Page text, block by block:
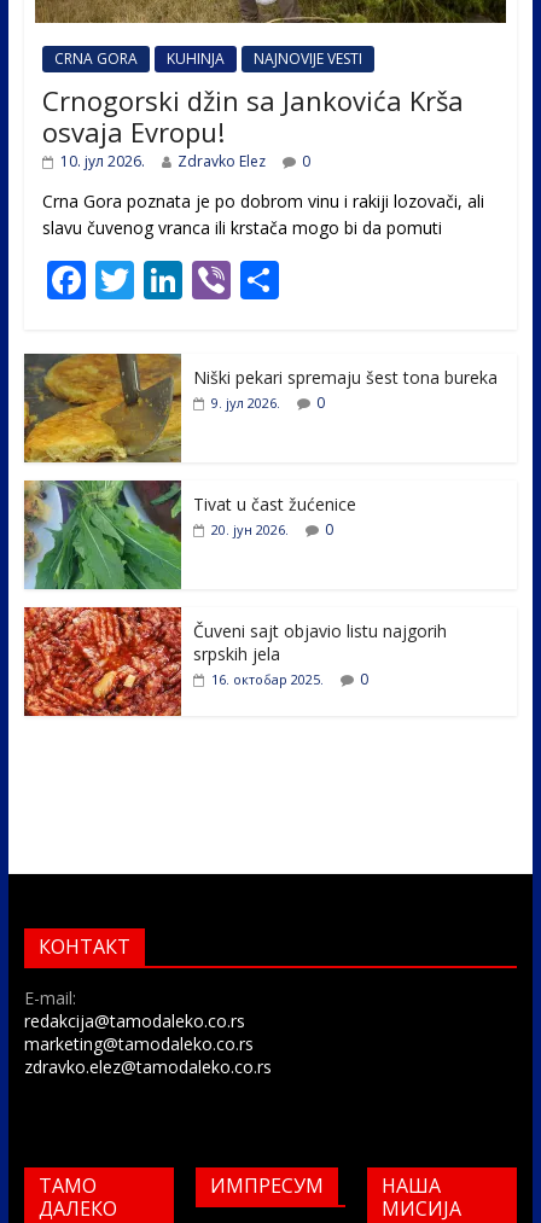
CRNA GORA KUHINJA NAJNOVIJE VESTI
Crnogorski džin sa Jankovića Krša
osvaja Evropu!
10. јул 2026. Zdravko Elez 0
Crna Gora poznata je po dobrom vinu i rakiji lozovači, ali
slavu čuvenog vranca ili krstača mogo bi da pomuti
F
e
b
o
o
k
T
itt
er
Li
e
Vi
er
S
e
Niški pekari spremaju šest tona bureka
9. јул 2026. 0
Tivat u čast žućenice
20. јун 2026. 0
Čuveni sajt objavio listu najgorih
srpskih jela
16. октобар 2025. 0
КОНТАКТ
E-mail:
redakcija@tamodaleko.co.rs
marketing@tamodaleko.co.rs
zdravko.elez@tamodaleko.co.rs
ТАМО
ДАЛЕКО
ИМПРЕСУМ
НАША
МИСИЈА